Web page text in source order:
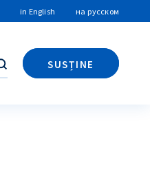
in English на русском
Caută
SUSȚINE
Caută